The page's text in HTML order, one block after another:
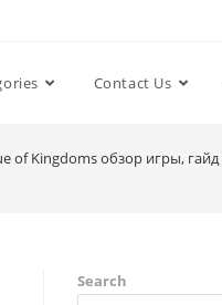
Contact Us
of Kingdoms обзор игры,
Search